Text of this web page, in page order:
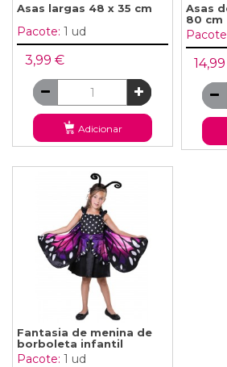
Asas largas 48 x 35 cm
Pacote: 1 ud
3,99 €
Adicionar
Asas
80 cm
Fantasia de menina de
borboleta infantil
Pacote: 1 ud